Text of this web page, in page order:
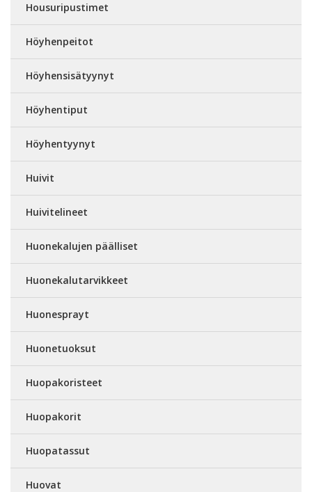
Housuripustimet
Höyhenpeitot
Höyhensisätyynyt
Höyhentiput
Höyhentyynyt
Huivit
Huivitelineet
Huonekalujen päälliset
Huonekalutarvikkeet
Huonesprayt
Huonetuoksut
Huopakoristeet
Huopakorit
Huopatassut
Huovat